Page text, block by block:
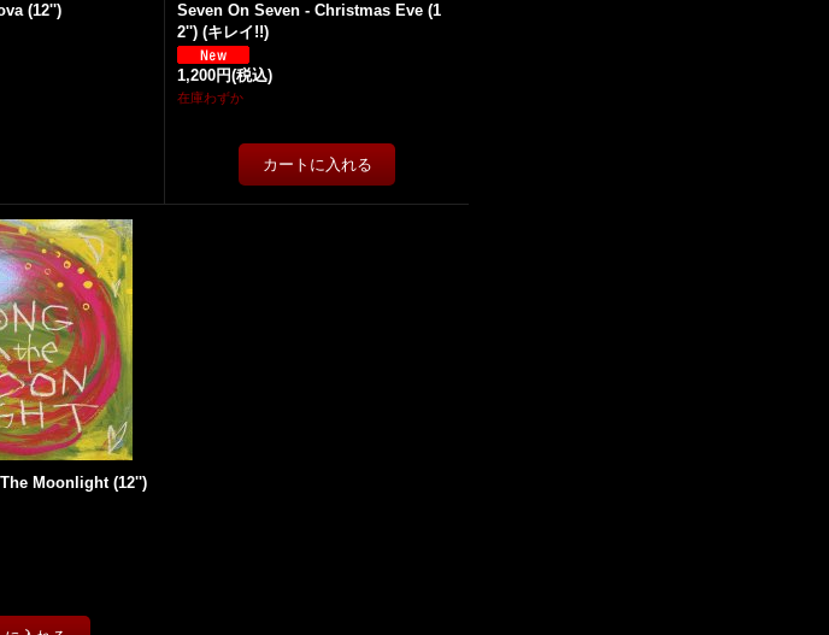
(12'')
Seven On Seven - Christmas Eve (1
2'') (キレイ!!)
1,200円(税込)
在庫わずか
Moonlight (12'')